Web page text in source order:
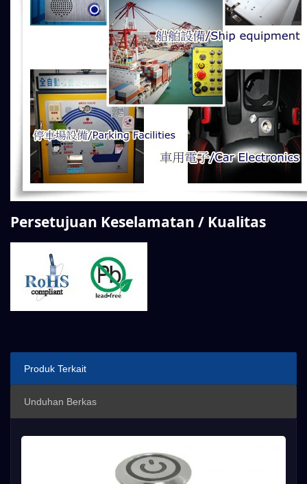
Persetujuan Keselamatan / Kualitas
Produk Terkait
Unduhan Berkas